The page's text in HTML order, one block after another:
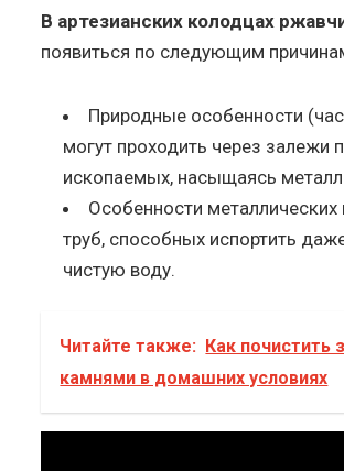
В артезианских колодцах
появиться по следующим
Природные особенности
могут проходить через залежи
ископаемых, насыщаясь
Особенности металлических
труб, способных испортить
чистую воду.
Читайте также: Как почистить
камнями в домашних условиях